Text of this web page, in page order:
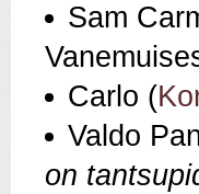
Sam
Carlo (
Valdo
on